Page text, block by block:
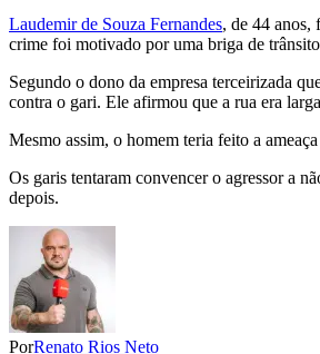
Laudemir de Souza Fernandes, de 44 anos,
crime foi motivado por uma briga de
Segundo o dono da empresa terceirizada
contra o gari. Ele afirmou que a rua era
Mesmo assim, o homem teria feito a
Os garis tentaram convencer o agressor a
depois.
PorRenato Rios Neto